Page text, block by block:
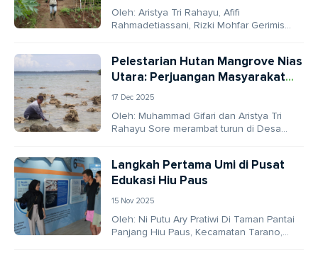
Oleh: Aristya Tri Rahayu, Afifi
Rahmadetiassani, Rizki Mohfar Gerimis
Pelestarian Hutan Mangrove Nias
Utara: Perjuangan Masyarakat
Jaga Teluk Ba’a
17 Dec 2025
Oleh: Muhammad Gifari dan Aristya Tri
Rahayu Sore merambat turun di Desa
Langkah Pertama Umi di Pusat
Edukasi Hiu Paus
15 Nov 2025
Oleh: Ni Putu Ary Pratiwi Di Taman Pantai
Panjang Hiu Paus, Kecamatan Tarano,